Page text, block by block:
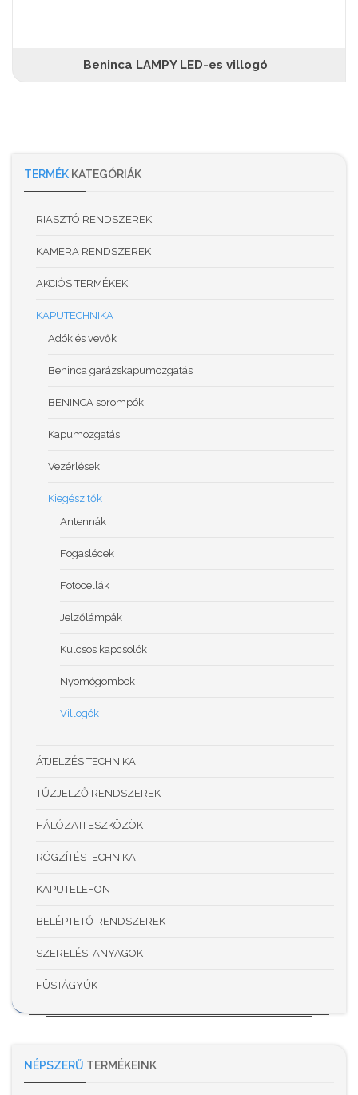
Beninca LAMPY LED-es villogó
TERMÉK KATEGÓRIÁK
RIASZTÓ RENDSZEREK
KAMERA RENDSZEREK
AKCIÓS TERMÉKEK
KAPUTECHNIKA
Adók és vevők
Beninca garázskapumozgatás
BENINCA sorompók
Kapumozgatás
Vezérlések
Kiegészitők
Antennák
Fogaslécek
Fotocellák
Jelzőlámpák
Kulcsos kapcsolók
Nyomógombok
Villogók
ÁTJELZÉS TECHNIKA
TŰZJELZŐ RENDSZEREK
HÁLÓZATI ESZKÖZÖK
RÖGZÍTÉSTECHNIKA
KAPUTELEFON
BELÉPTETŐ RENDSZEREK
SZERELÉSI ANYAGOK
FÜSTÁGYÚK
NÉPSZERŰ TERMÉKEINK